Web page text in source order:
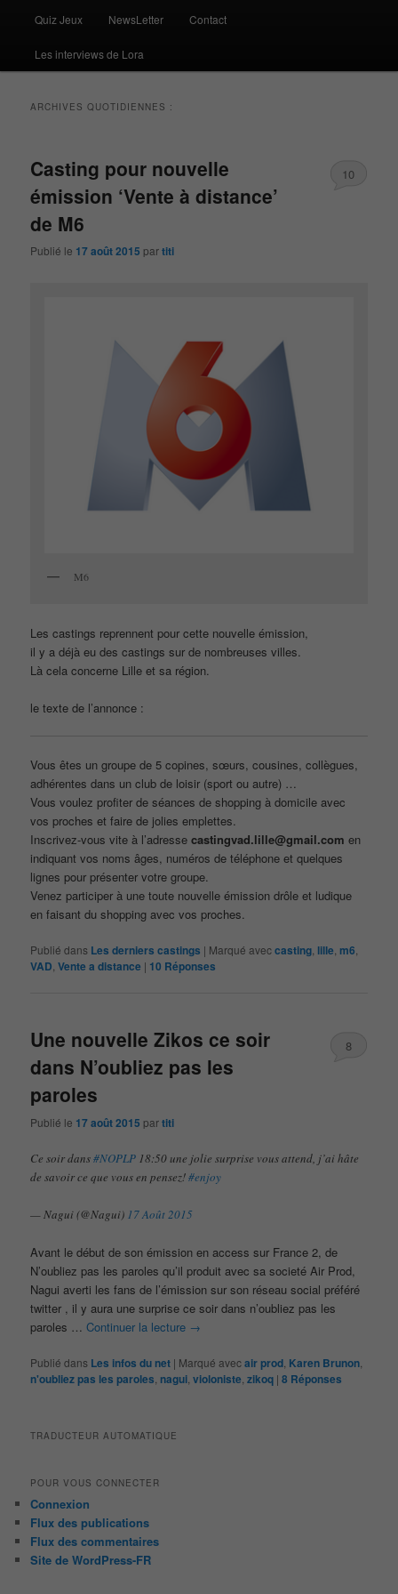
Quiz Jeux NewsLetter Contact
Les interviews de Lora
ARCHIVES QUOTIDIENNES :
Casting pour nouvelle
émission ‘Vente à distance’
de M6
Publié le 17 août 2015 partiti
10
M6
Les castings reprennent pour cette nouvelle émission,
il y a déjà eu des castings sur de nombreuses villes.
Là cela concerne Lille et sa région.
le texte de l’annonce :
Vous êtes un groupe de 5 copines, sœurs, cousines, collègues,
adhérentes dans un club de loisir (sport ou autre) …
Vous voulez profiter de séances de shopping à domicile avec
vos proches et faire de jolies emplettes.
Inscrivez-vous vite à l’adressecastingvad.lille@gmail.com en
indiquant vos noms âges, numéros de téléphone et quelques
lignes pour présenter votre groupe.
Venez participer à une toute nouvelle émission drôle et ludique
en faisant du shopping avec vos proches.
Publié dans Les derniers castings | Marqué aveccasting lille ,m6
VAD ,Vente a distance | 10 Réponses
Une nouvelle Zikos ce soir
dans N’oubliez pas les
paroles
Publié le 17 août 2015 partiti
8
Ce soir dans#NOPLP 18:50 une jolie surprise vous attend, j’ai hâte
de savoir ce que vous en pensez!#enjoy
— Nagui (@Nagui) 17 Août 2015
Avant le début de son émission en access sur France 2, de
N’oubliez pas les paroles qu’il produit avec sa societé Air Prod,
Nagui averti les fans de l’émission sur son réseau social préféré
twitter , il y aura une surprise ce soir dans n’oubliez pas les
paroles …Continuer la lecture →
Publié dans Les infos du net | Marqué avecair prod Karen Brunon
n'oubliez pas les paroles nagui ,violoniste ,zikoq |8 Réponses
TRADUCTEUR AUTOMATIQUE
POUR VOUS CONNECTER
Connexion
Flux des publications
Flux des commentaires
Site de WordPress-FR